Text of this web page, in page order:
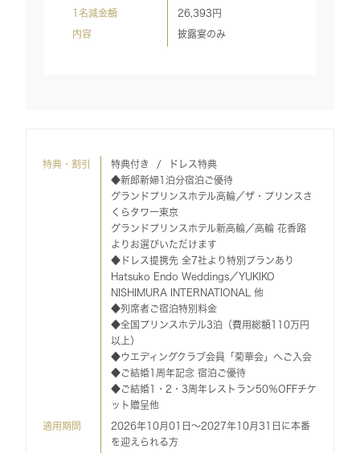
1名減金額 26,393 円
内容 披露宴のみ
特典・割引 特典付き
ドレス特典
◆新郎新婦1泊分宿泊ご優待
グランドプリンスホテル高輪／ザ・プリンスさ
くらタワー東京
グランドプリンスホテル新高輪／高輪 花香路
よりお選びいただけます
◆ドレス提携先 全7社より特別プランあり
Hatsuko Endo Weddings／YUKIKO
NISHIMURA INTERNATIONAL 他
◆列席者ご宿泊特別料金
◆全国プリンスホテル3泊（費用総額110万円
以上）
◆ウエディングクラブ会員「菊華会」へご入会
◆ご結婚1周年記念 宿泊ご優待
◆ご結婚1・2・3周年レストラン50％OFFチケ
ット贈呈他
適用期間
2026年10月01日～2027年10月31日に本番
を迎えられる方